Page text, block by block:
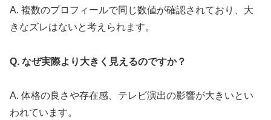
A. 複数のプロフィールで同じ数値が確認されており、大
きなズレはないと考えられます。
Q. なぜ実際より大きく見えるのですか？
A. 体格の良さや存在感、テレビ演出の影響が大きいとい
われています。